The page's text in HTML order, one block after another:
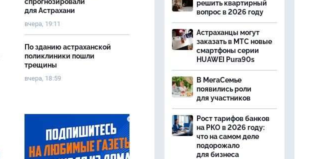
для Астрахани
вчера, 19:11
По зданию астраханской
поликлиники пошли
трещины
вчера, 18:59
решить квартирный
вопрос в 2026 году
Астраханцы могут
заказать в МТС новые
смартфоны серии
HUAWEI Pura90s
В МегаСемье
появились роли
для участников
Рост тарифов банков
на РКО в 2026 году:
что на самом деле
подорожало
для бизнеса